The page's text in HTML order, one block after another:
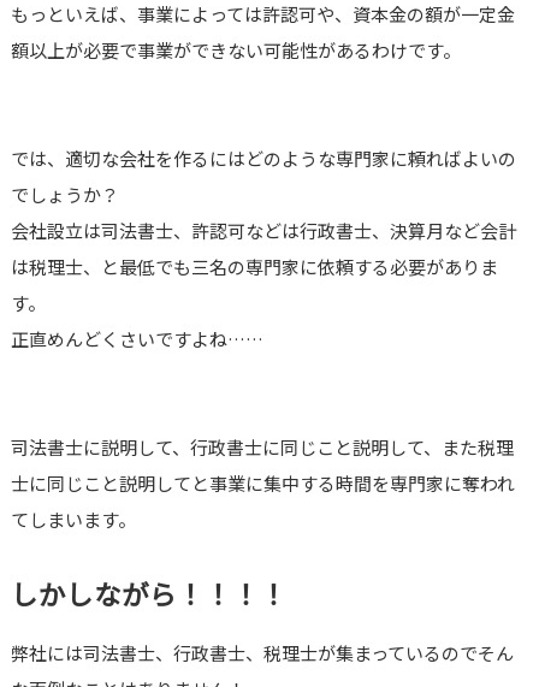
もっといえば、事業によっては許認可や、資本金の額が一定金
額以上が必要で事業ができない可能性があるわけです。
では、適切な会社を作るにはどのような専門家に頼ればよいの
でしょうか？
会社設立は司法書士、許認可などは行政書士、決算月など会計
は税理士、と最低でも三名の専門家に依頼する必要がありま
す。
正直めんどくさいですよね……
司法書士に説明して、行政書士に同じこと説明して、また税理
士に同じこと説明してと事業に集中する時間を専門家に奪われ
てしまいます。
しかしながら！！！！
弊社には司法書士、行政書士、税理士が集まっているのでそん